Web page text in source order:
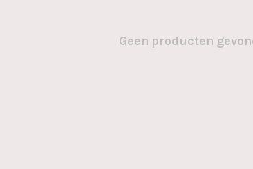
Geen producten